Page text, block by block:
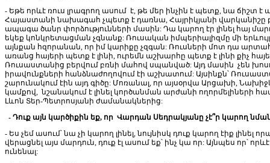
- Եթե որևէ ռուս լրագրող ասում է, թե մեր ինչին է պետք, նա ճիշտ է
Հայաստանի նախագահ չպետք է դառնա, Հայրիկյանի վարկանիշը
ապագա ծանր փորձությունների մասին: Դա կարող էր լինել հայ
եկեք կոնկրետացման չգնանք: Ռուսական իմպերիալիզմը մի
այնքան հզորանան, որ իմ կարիքը չզգան: Ռուսների մոտ դա
առանց հայերի պետք է լինի, ուրեմն աշխարհը պետք է լինի
Ռուսաստանից բերվում բռնի մահով սպանված: Այդ մասին չեն
իրավունքների հանձնաժողովում էի աշխատում: Այսինքն՝
շարունակում էին այդ գիծը: Մոռանալ, որ այսօրվա Արցախի,
կամքով, նշանակում է լինել կործանման արժանի ողորմելիների
Լևոն Տեր-Պետրոսյանի ժամանակներից:
- Դուք այն կարծիքին եք, որ Վարդան Սեդրակյանը չէ՞ր կարող
- Ես չեմ ասում՝ նա չի կարող լինել, նույնիսկ դուք կարող էիք
վերացնել այս մարդուն, դուք էլ ասում եք՝ ինչ կա որ: Այնպես
ունենալ: